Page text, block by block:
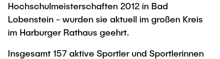
Hochschulmeisterschaften 2012 in Bad
Lobenstein - wurden sie aktuell im großen Kreis
im Harburger Rathaus geehrt.
Insgesamt 157 aktive Sportler und Sportlerinnen